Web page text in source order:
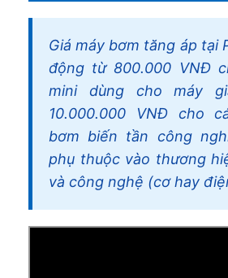
Giá máy bơm tăng áp tại
động từ 800.000 VNĐ
mini dùng cho máy
10.000.000 VNĐ cho
bơm biến tần công
phụ thuộc vào thương
và công nghệ (cơ hay